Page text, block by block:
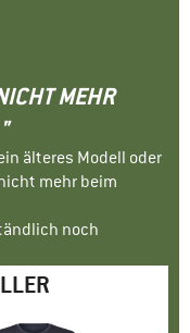
MEHR
älteres Modell oder
mehr beim
noch